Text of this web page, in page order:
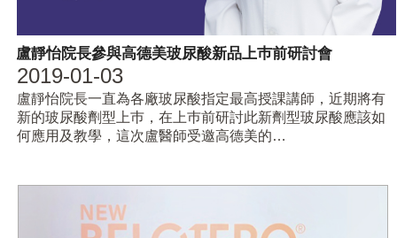
盧靜怡院長參與高德美玻尿酸新品上巿前研討會
2019-01-03
盧靜怡院長一直為各廠玻尿酸指定最高授課講師，近期將有
新的玻尿酸劑型上巿，在上巿前研討此新劑型玻尿酸應該如
何應用及教學，這次盧醫師受邀高德美的…